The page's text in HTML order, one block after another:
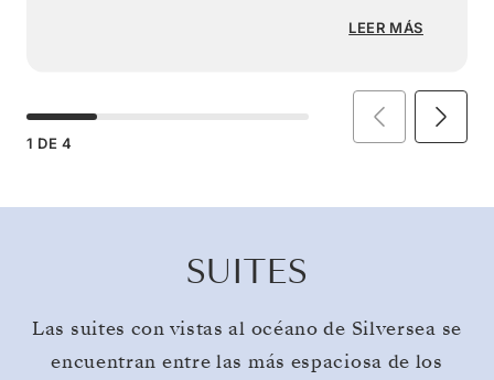
LEER MÁS
1 DE 4
SUITES
Las suites con vistas al océano de Silversea se
encuentran entre las más espaciosa de los